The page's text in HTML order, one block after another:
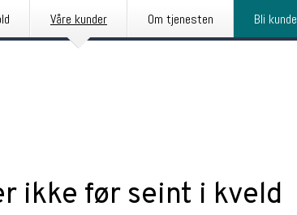
Våre kunder Om tjenesten Bli kunde
ikke før seint i kveld